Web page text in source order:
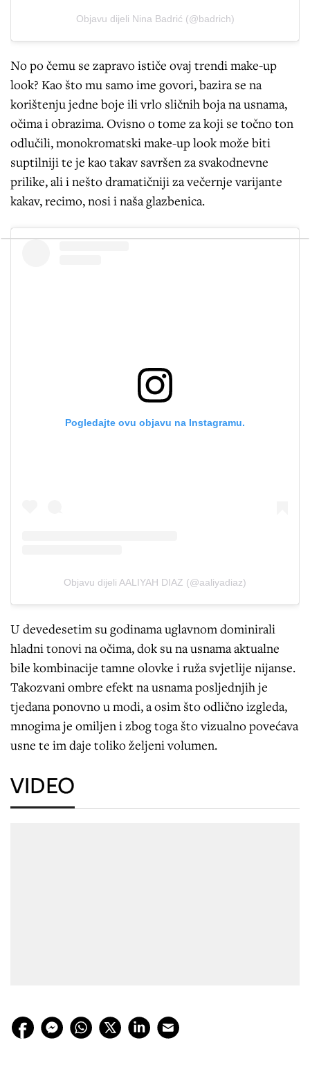
Objavu dijeli Nina Badrić (@badrich)
No po čemu se zapravo ističe ovaj trendi make-up
look? Kao što mu samo ime govori, bazira se na
korištenju jedne boje ili vrlo sličnih boja na usnama,
očima i obrazima. Ovisno o tome za koji se točno ton
odlučili, monokromatski make-up look može biti
suptilniji te je kao takav savršen za svakodnevne
prilike, ali i nešto dramatičniji za večernje varijante
kakav, recimo, nosi i naša glazbenica.
Pogledajte ovu objavu na Instagramu.
Objavu dijeli AALIYAH DIAZ (@aaliyadiaz)
U devedesetim su godinama uglavnom dominirali
hladni tonovi na očima, dok su na usnama aktualne
bile kombinacije tamne olovke i ruža svjetlije nijanse.
Takozvani ombre efekt na usnama posljednjih je
tjedana ponovno u modi, a osim što odlično izgleda,
mnogima je omiljen i zbog toga što vizualno povećava
usne te im daje toliko željeni volumen.
VIDEO